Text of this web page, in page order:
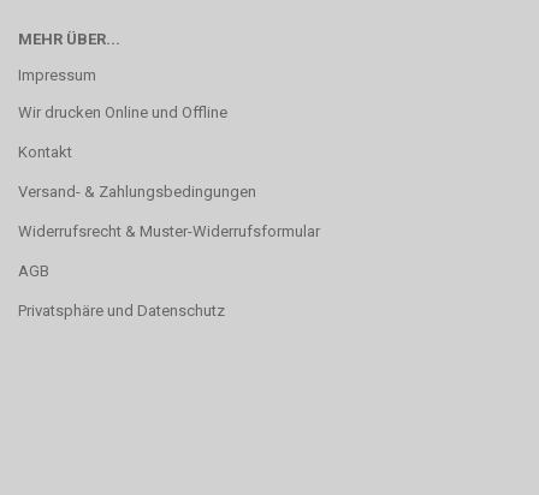
MEHR ÜBER...
Impressum
Wir drucken Online und Offline
Kontakt
Versand- & Zahlungsbedingungen
Widerrufsrecht & Muster-Widerrufsformular
AGB
Privatsphäre und Datenschutz